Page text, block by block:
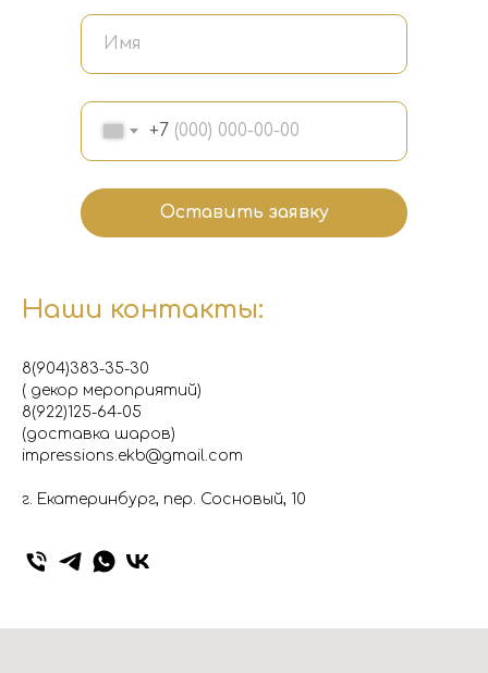
+7
Оставить заявку
Наши контакты:
8(904)383-35-30
( декор мероприятий)
8(922)125-64-05
(доставка шаров)
impressions.ekb@gmail.com
г. Екатеринбург, пер. Сосновый, 10